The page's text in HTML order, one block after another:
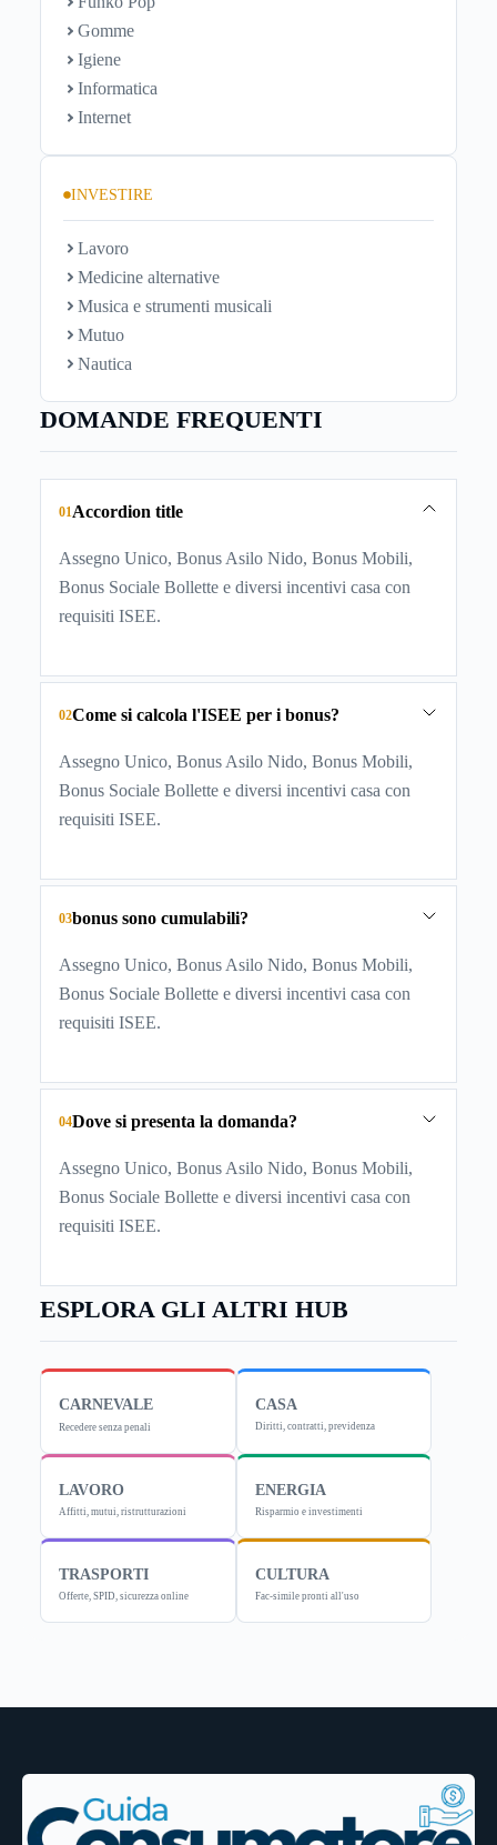
Gomme
Igiene
Informatica
Internet
INVESTIRE
Lavoro
Medicine alternative
Musica e strumenti musicali
Mutuo
Nautica
DOMANDE FREQUENTI
01 Accordion title
Assegno Unico, Bonus Asilo Nido, Bonus Mobili,
Bonus Sociale Bollette e diversi incentivi casa con
requisiti ISEE.
02Come si calcola l'ISEE per i bonus?
Assegno Unico, Bonus Asilo Nido, Bonus Mobili,
Bonus Sociale Bollette e diversi incentivi casa con
requisiti ISEE.
03bonus sono cumulabili?
Assegno Unico, Bonus Asilo Nido, Bonus Mobili,
Bonus Sociale Bollette e diversi incentivi casa con
requisiti ISEE.
04Dove si presenta la domanda?
Assegno Unico, Bonus Asilo Nido, Bonus Mobili,
Bonus Sociale Bollette e diversi incentivi casa con
requisiti ISEE.
ESPLORA GLI ALTRI HUB
CARNEVALE
Recedere senza penali
CASA
Diritti, contratti, previdenza
LAVORO
Affitti, mutui, ristrutturazioni
ENERGIA
Risparmio e investimenti
TRASPORTI
Offerte, SPID, sicurezza online
CULTURA
Fac-simile pronti all'uso